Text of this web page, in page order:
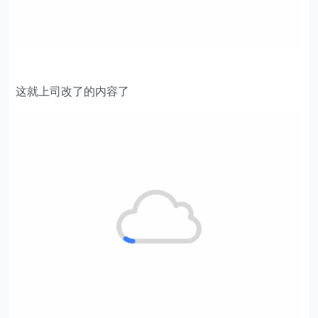
这就上司改了的内容了